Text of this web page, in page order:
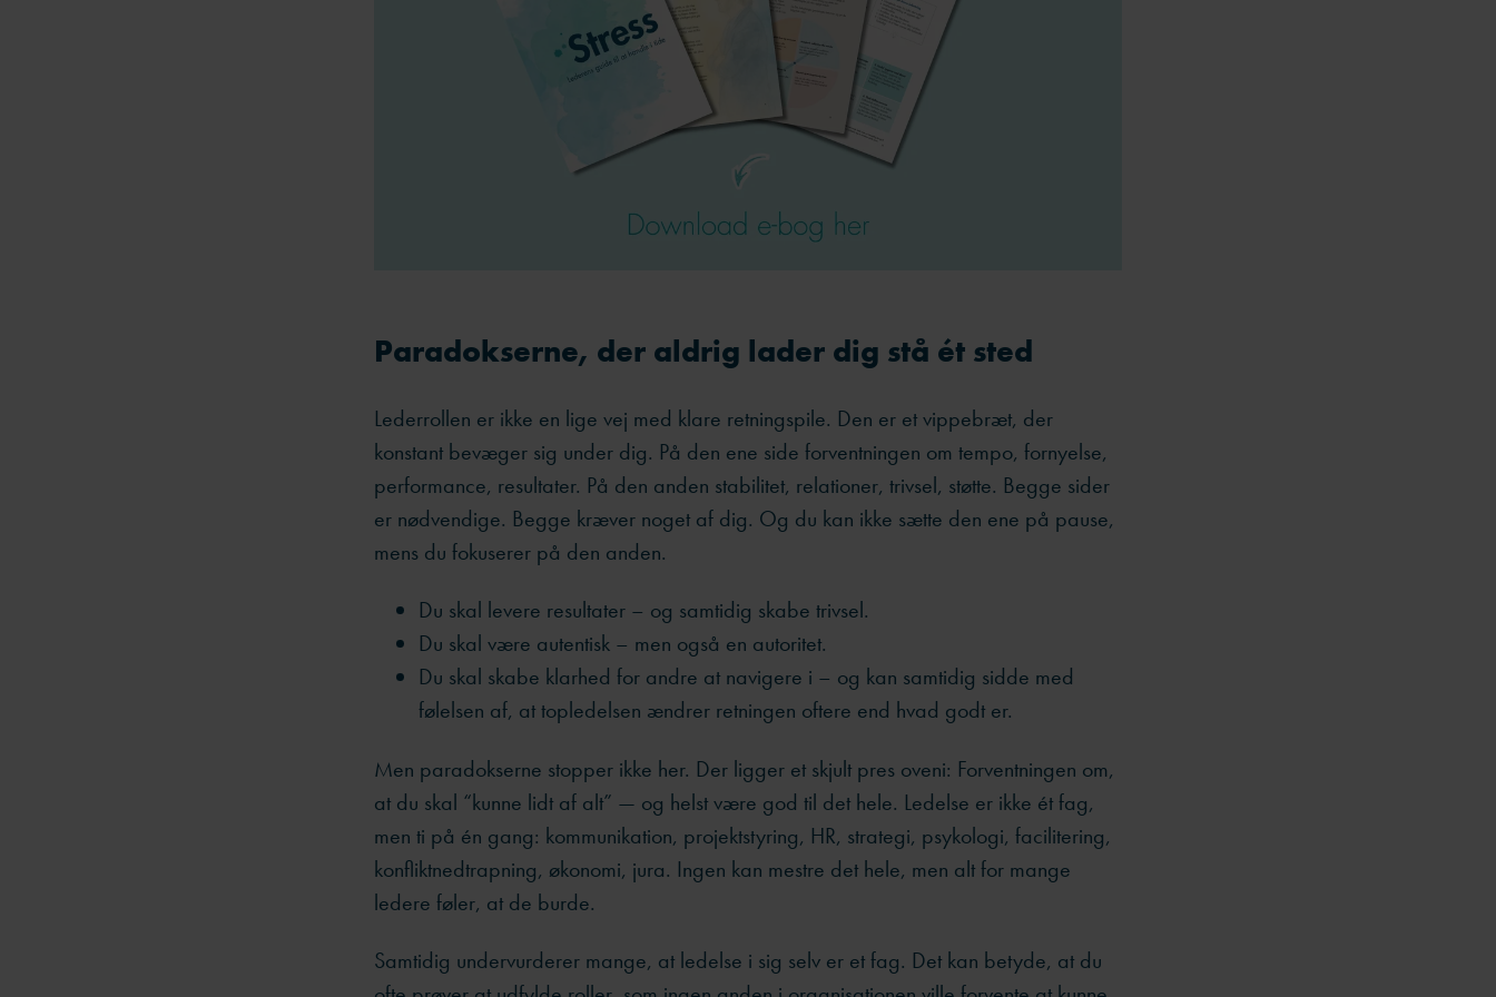
Paradokserne, der aldrig lader dig stå ét sted
Lederrollen er ikke en lige vej med klare retningspile. Den er et vippebræt, der
konstant bevæger sig under dig. På den ene side forventningen om tempo, fornyelse,
performance, resultater. På den anden stabilitet, relationer, trivsel, støtte. Begge sider
er nødvendige. Begge kræver noget af dig. Og du kan ikke sætte den ene på pause,
mens du fokuserer på den anden.
Du skal levere resultater – og samtidig skabe trivsel.
Du skal være autentisk – men også en autoritet.
Du skal skabe klarhed for andre at navigere i – og kan samtidig sidde med
følelsen af, at topledelsen ændrer retningen oftere end hvad godt er.
Men paradokserne stopper ikke her. Der ligger et skjult pres oveni: Forventningen om,
at du skal “kunne lidt af alt” — og helst være god til det hele. Ledelse er ikke ét fag,
men ti på én gang: kommunikation, projektstyring, HR, strategi, psykologi, facilitering,
konfliktnedtrapning, økonomi, jura. Ingen kan mestre det hele, men alt for mange
ledere føler, at de burde.
Samtidig undervurderer mange, at ledelse i sig selv er et fag. Det kan betyde, at du